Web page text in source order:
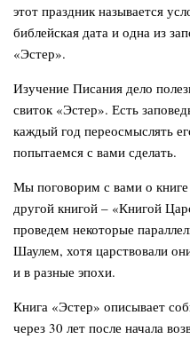
этот праздник называется
библейская дата и одна из
«Эстер».
Изучение Писания дело
свиток «Эстер». Есть
каждый год переосмыслять
попытаемся с вами сделать.
Мы поговорим с вами о книге
другой книгой – «Книгой
проведем некоторые
Шаулем, хотя царствовали
и в разные эпохи.
Книга «Эстер» описывает
через 30 лет после начала